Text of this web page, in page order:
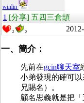
winlin
1 [分享] 五四三倉頡
2 0
一、簡介：
先前在gcin聊天室
小弟發現的確可
兄賜名）。
顧名思義就是把「